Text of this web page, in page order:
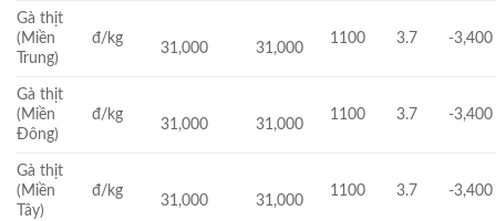
Gà thịt
(Miền
Trung)
đ/kg
31,000 31,000
1100 3.7 -3,400
Gà thịt
(Miền
Đông)
đ/kg
31,000 31,000
1100 3.7 -3,400
Gà thịt
(Miền
Tây)
đ/kg
31,000 31,000
1100 3.7 -3,400